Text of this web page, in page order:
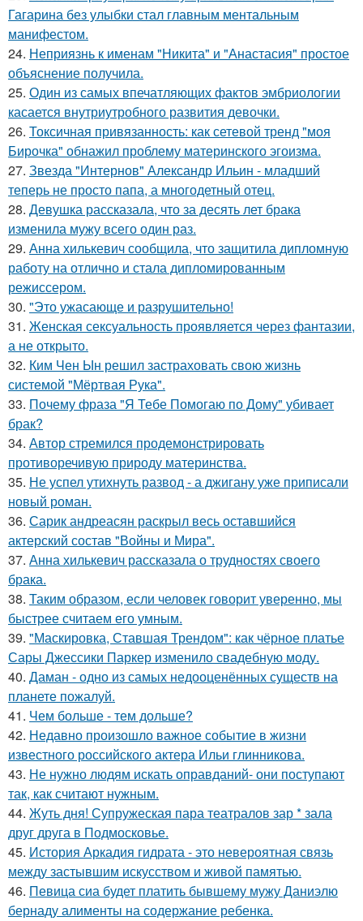
Гагарина без улыбки стал главным ментальным
манифестом.
24. Неприязнь к именам "Никита" и "Анастасия" простое
объяснение получила.
25. Один из самых впечатляющих фактов эмбриологии
касается внутриутробного развития девочки.
26. Токсичная привязанность: как сетевой тренд "моя
Бирочка" обнажил проблему материнского эгоизма.
27. Звезда "Интернов" Александр Ильин - младший
теперь не просто папа, а многодетный отец.
28. Девушка рассказала, что за десять лет брака
изменила мужу всего один раз.
29. Анна хилькевич сообщила, что защитила дипломную
работу на отлично и стала дипломированным
режиссером.
30. "Это ужасающе и разрушительно!
31. Женская сексуальность проявляется через фантазии,
а не открыто.
32. Ким Чен Ын решил застраховать свою жизнь
системой "Мёртвая Рука".
33. Почему фраза "Я Тебе Помогаю по Дому" убивает
брак?
34. Автор стремился продемонстрировать
противоречивую природу материнства.
35. Не успел утихнуть развод - а джигану уже приписали
новый роман.
36. Сарик андреасян раскрыл весь оставшийся
актерский состав "Войны и Мира".
37. Анна хилькевич рассказала о трудностях своего
брака.
38. Таким образом, если человек говорит уверенно, мы
быстрее считаем его умным.
39. "Маскировка, Ставшая Трендом": как чёрное платье
Сары Джессики Паркер изменило свадебную моду.
40. Даман - одно из самых недооценённых существ на
планете пожалуй.
41. Чем больше - тем дольше?
42. Недавно произошло важное событие в жизни
известного российского актера Ильи глинникова.
43. Не нужно людям искать оправданий- они поступают
так, как считают нужным.
44. Жуть дня! Супружеская пара театралов зар * зала
друг друга в Подмосковье.
45. История Аркадия гидрата - это невероятная связь
между застывшим искусством и живой памятью.
46. Певица сиа будет платить бывшему мужу Даниэлю
бернаду алименты на содержание ребенка.